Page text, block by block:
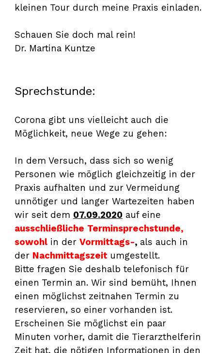
kleinen Tour durch meine Praxis einladen.
Schauen Sie doch mal rein!
Dr. Martina Kuntze
Sprechstunde:
Corona gibt uns vielleicht auch die
Möglichkeit, neue Wege zu gehen:
In dem Versuch, dass sich so wenig
Personen wie möglich gleichzeitig in der
Praxis aufhalten und zur Vermeidung
unnötiger und langer Wartezeiten haben
wir seit dem 07.09.2020 auf eine
ausschließliche Terminsprechstunde,
sowohl in der Vormittags-, als auch in
der Nachmittagszeit umgestellt.
Bitte fragen Sie deshalb telefonisch für
einen Termin an. Wir sind bemüht, Ihnen
einen möglichst zeitnahen Termin zu
reservieren, so einer vorhanden ist.
Erscheinen Sie möglichst ein paar
Minuten vorher, damit die Tierarzthelferin
Zeit hat, die nötigen Informationen in den